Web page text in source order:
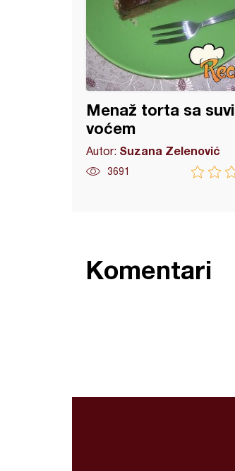
Menaž torta sa
voćem
Autor: Suzana Zelenović
3691
Komentari